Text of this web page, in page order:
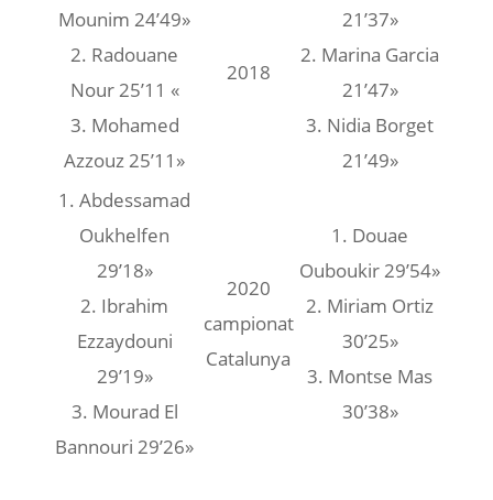
Mounim 24’49»
2. Radouane
Nour 25’11 «
3. Mohamed
Azzouz 25’11»
2018
21’37»
2. Marina Garcia
21’47»
3. Nidia Borget
21’49»
1. Abdessamad
Oukhelfen
29’18»
2. Ibrahim
Ezzaydouni
29’19»
3. Mourad El
Bannouri 29’26»
2020
campionat
Catalunya
1. Douae
Ouboukir 29’54»
2. Miriam Ortiz
30’25»
3. Montse Mas
30’38»